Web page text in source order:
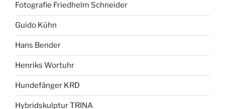
Fotografie Friedhelm Schneider
Guido Kühn
Hans Bender
Henriks Wortuhr
Hundefänger KRD
Hybridskulptur TRINA